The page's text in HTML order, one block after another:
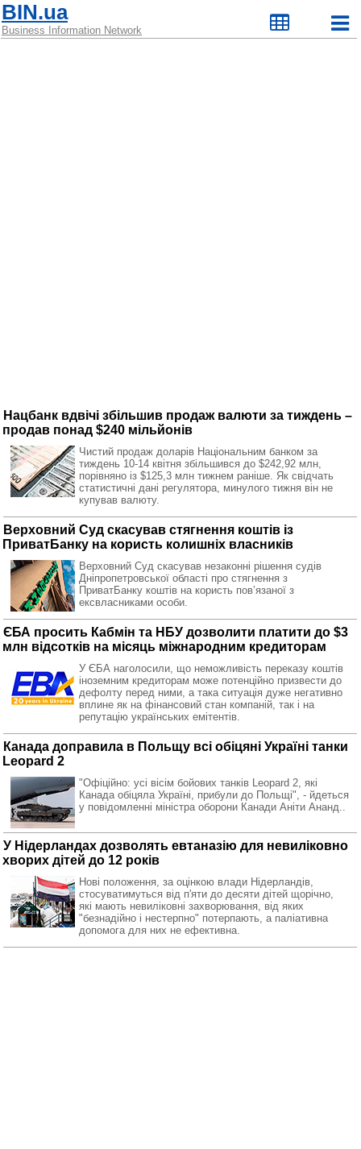
BIN.ua
Business Information Network
Нацбанк вдвічі збільшив продаж валюти за тиждень –
продав понад $240 мільйонів
Чистий продаж доларів Національним банком за
тиждень 10-14 квітня збільшився до $242,92 млн,
порівняно із $125,3 млн тижнем раніше. Як свідчать
статистичні дані регулятора, минулого тижня він не
купував валюту.
Верховний Суд скасував стягнення коштів із
ПриватБанку на користь колишніх власників
Верховний Суд скасував незаконні рішення судів
Дніпропетровської області про стягнення з
ПриватБанку коштів на користь повʼязаної з
ексвласниками особи.
ЄБА просить Кабмін та НБУ дозволити платити до $3
млн відсотків на місяць міжнародним кредиторам
У ЄБА наголосили, що неможливість переказу коштів
іноземним кредиторам може потенційно призвести до
дефолту перед ними, а така ситуація дуже негативно
вплине як на фінансовий стан компаній, так і на
репутацію українських емітентів.
Канада доправила в Польщу всі обіцяні Україні танки
Leopard 2
"Офіційно: усі вісім бойових танків Leopard 2, які
Канада обіцяла Україні, прибули до Польщі", - йдеться
у повідомленні міністра оборони Канади Аніти Ананд..
У Нідерландах дозволять евтаназію для невиліковно
хворих дітей до 12 років
Нові положення, за оцінкою влади Нідерландів,
стосуватимуться від п'яти до десяти дітей щорічно,
які мають невиліковні захворювання, від яких
"безнадійно і нестерпно" потерпають, а паліативна
допомога для них не ефективна.